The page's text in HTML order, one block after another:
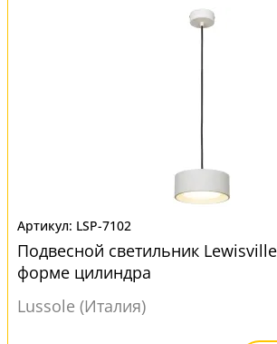
LSP-7102
Подвесной светильник
форме цилиндра
Lussole (Италия)